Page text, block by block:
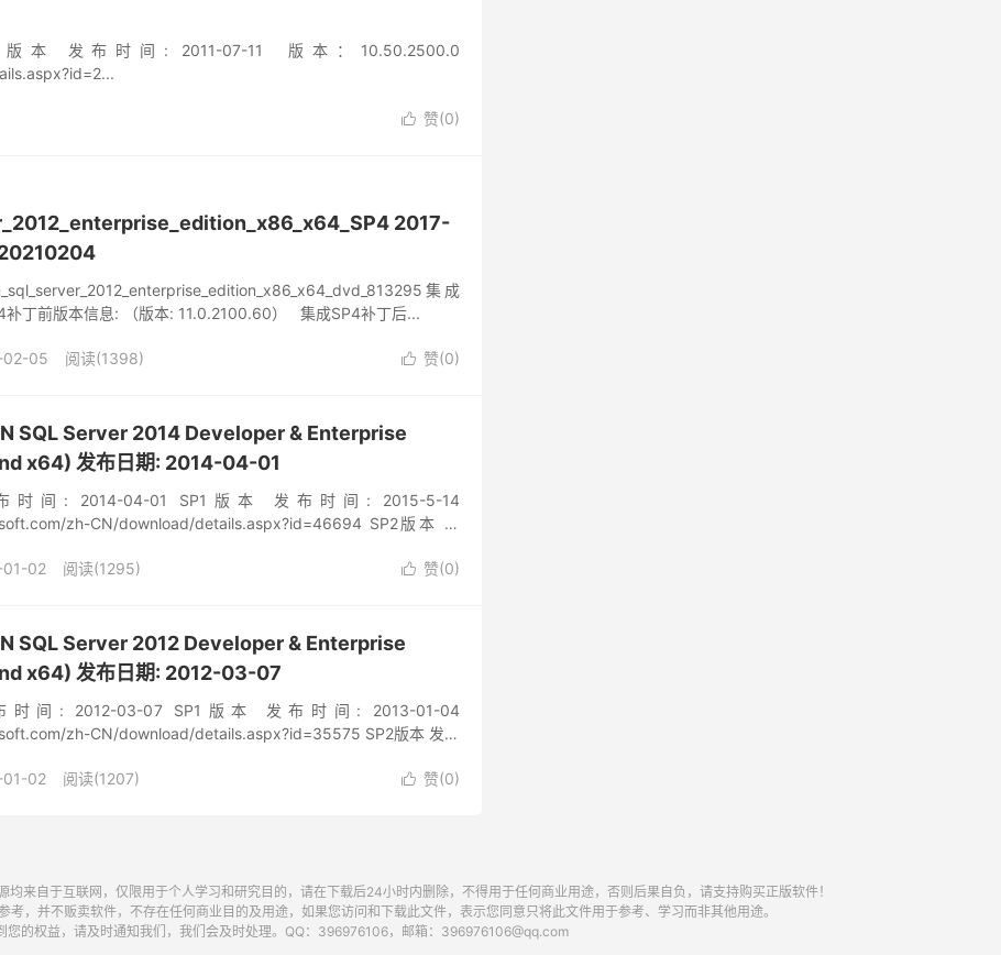
本 发布时间: 2011-07-11 版本：10.50.2500.0
 赞(0)
2017-
集成
补丁前版本信息: （版本: 11.0.2100.60） 集成SP4补丁后...
 赞(0)
02-05 阅读(1398)
SQL Server 2014 Developer & Enterprise
x64) 发布日期: 2014-04-01
间: 2014-04-01 SP1版本 发布时间: 2015-5-14
zh-CN/download/details.aspx?id=46694 SP2版本 发
 赞(0)
01-02 阅读(1295)
SQL Server 2012 Developer & Enterprise
x64) 发布日期: 2012-03-07
间: 2012-03-07 SP1版本 发布时间: 2013-01-04
zh-CN/download/details.aspx?id=35575 SP2版本 发布
 赞(0)
01-02 阅读(1207)
来自于互联网，仅限用于个人学习和研究目的，请在下载后24小时内删除，不得用于任何商业用途，否则后果自负，请支持购买正版软件！
考，并不贩卖软件，不存在任何商业目的及用途，如果您访问和下载此文件，表示您同意只将此文件用于参考、学习而非其他用途。
您的权益，请及时通知我们，我们会及时处理。QQ：396976106，邮箱：396976106@qq.com